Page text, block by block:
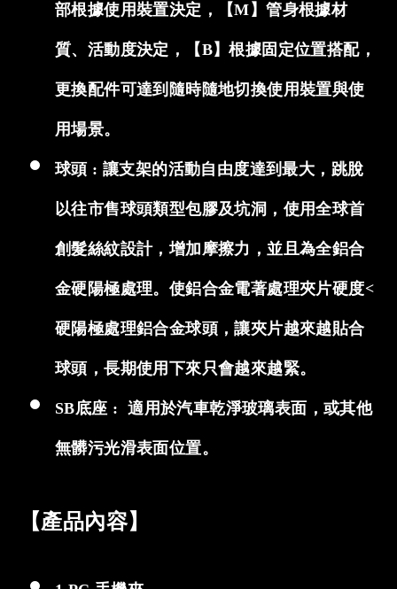
部根據使用裝置決定，【M】管身根據材
質、活動度決定，【B】根據固定位置搭配，
更換配件可達到隨時隨地切換使用裝置與使
用場景。
球頭 : 讓支架的活動自由度達到最大，跳脫
以往市售球頭類型包膠及坑洞，使用全球首
創髮絲紋設計，增加摩擦力，並且為全鋁合
金硬陽極處理。使鋁合金電著處理夾片硬度<
硬陽極處理鋁合金球頭，讓夾片越來越貼合
球頭，長期使用下來只會越來越緊。
SB底座 : 適用於汽車乾淨玻璃表面，或其他
無髒污光滑表面位置。
【產品內容】